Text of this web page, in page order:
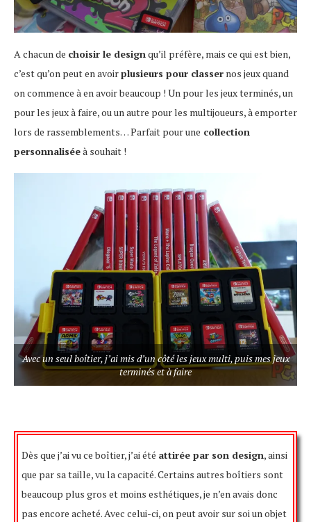
A chacun de choisir le designqu’il préfère, mais ce qui est bien,
c’est qu’on peut en avoirplusieurs pour classer nos jeux quand
on commence à en avoir beaucoup ! Un pour les jeux terminés, un
pour les jeux à faire, ou un autre pour les multijoueurs, à emporter
lors de rassemblements… Parfait pour une collection
personnaliséeà souhait !
Avec un seul boîtier, j’ai mis d’un côté les jeux multi, puis mes jeux
terminés et à faire
Dès que j’ai vu ce boîtier, j’ai été attirée par son design, ainsi
que par sa taille, vu la capacité. Certains autres boîtiers sont
beaucoup plus gros et moins esthétiques, je n’en avais donc
pas encore acheté. Avec celui-ci, on peut avoir sur soi un objet